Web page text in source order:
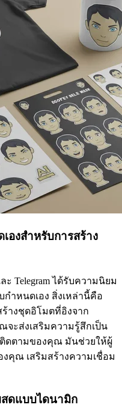
องสำหรับการสร้าง
ะ Telegram ได้รับความนิยม
กำหนดเอง สิ่งเหล่านี้คือ
างชุดอิโมตที่อิงจาก
ะส่งเสริมความรู้สึกเป็น
ดตามของคุณ มันช่วยให้ผู้
คุณ เสริมสร้างความเชื่อม
สดแบบไดนามิก